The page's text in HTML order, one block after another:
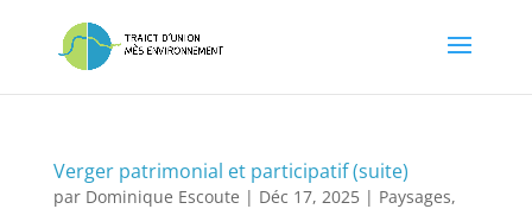
Verger patrimonial et participatif (suite)
par Dominique Escoute | Déc 17, 2025| Paysages,